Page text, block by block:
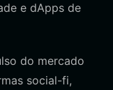
e dApps de
do mercado
social-fi,